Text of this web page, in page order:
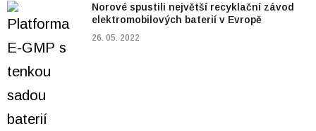
Norové spustili největší recyklační závod
elektromobilových baterií v Evropě
26. 05. 2022